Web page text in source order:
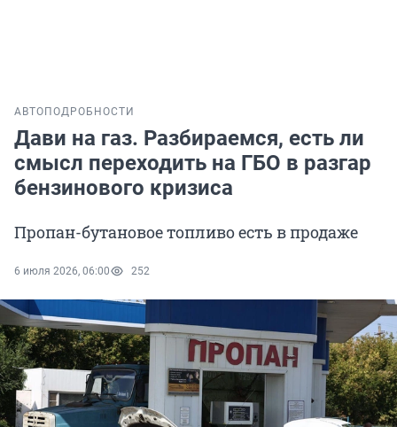
АВТО ПОДРОБНОСТИ
Дави на газ. Разбираемся, есть ли
смысл переходить на ГБО в разгар
бензинового кризиса
Пропан-бутановое топливо есть в продаже
6 июля 2026, 06:00 252